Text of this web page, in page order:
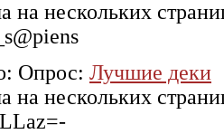
Опрос: Лучшие деки